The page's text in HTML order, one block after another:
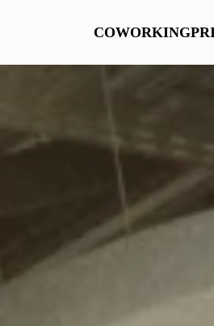
COWORKING